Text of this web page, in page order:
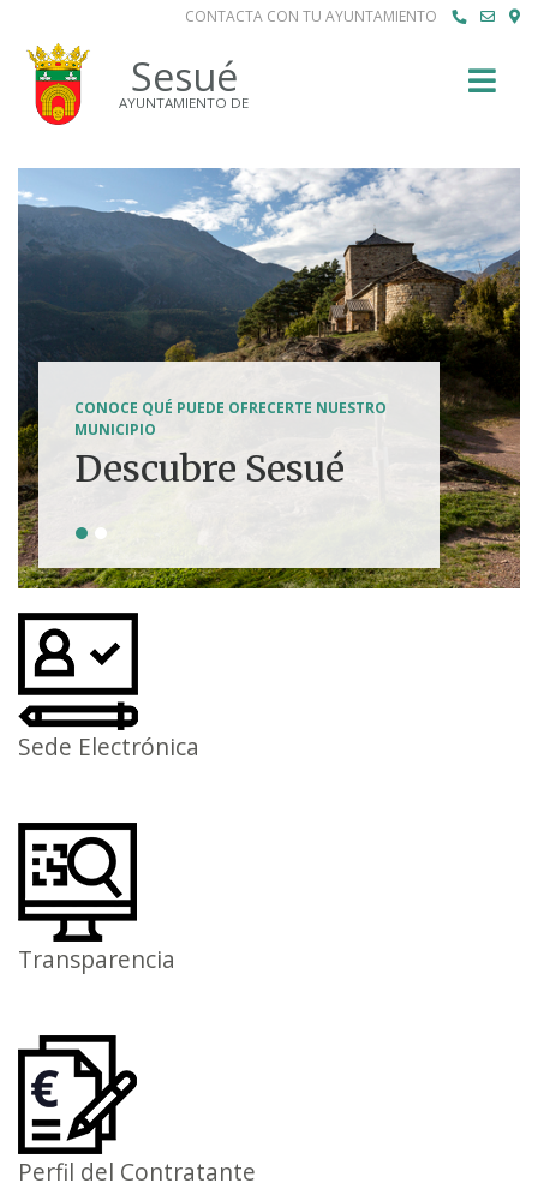
CONTACTA CON TU AYUNTAMIENTO
Sesué
AYUNTAMIENTO DE
CONOCE QUÉ PUEDE OFRECERTE NUESTRO
MUNICIPIO
Descubre Sesué
Tierra de
aventuras
Sede Electrónica
Transparencia
Perfil del Contratante